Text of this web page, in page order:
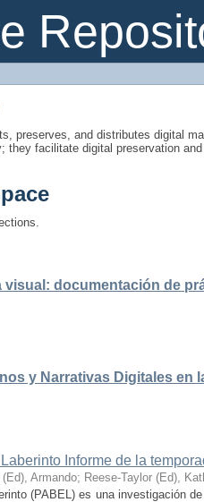
preserves, and distributes digital
they facilitate digital preservation
documentación de
y Narrativas Digitales en
Informe de la
Armando; Reese-Taylor (Ed),
(PABEL) es una investigación